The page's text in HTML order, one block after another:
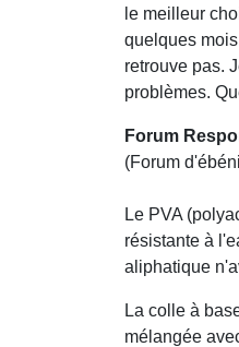
le meilleur
quelques
retrouve pas.
problèmes.
Forum
(Forum
Le PVA
résistante à
aliphatique
La colle à
mélangée